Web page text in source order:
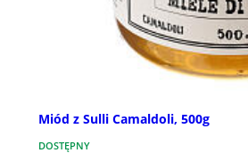
Miód z Sulli Camaldoli, 500g
DOSTĘPNY